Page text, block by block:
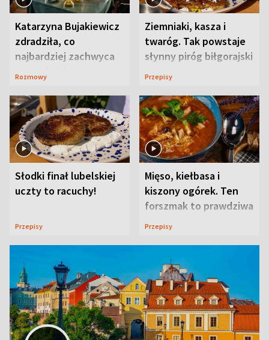
Katarzyna Bujakiewicz
zdradziła, co
najbardziej zachwyca
ją w Lublinie
Rozmowy
Ziemniaki, kasza i
twaróg. Tak powstaje
słynny piróg biłgorajski
Przepisy
Słodki finał lubelskiej
uczty to racuchy!
Przepisy
Mięso, kiełbasa i
kiszony ogórek. Ten
forszmak to prawdziwa
uczta
Przepisy